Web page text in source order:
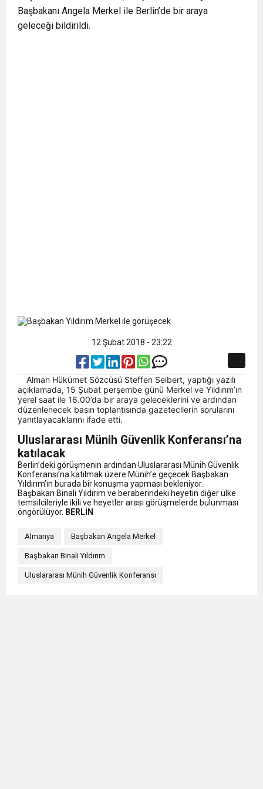
BULUŞUYOR
Başbakanı Angela Merkel ile Berlin’de bir araya
geleceği bildirildi.
12 Şubat 2018 - 23:22
Alman Hükümet Sözcüsü Steffen Seibert, yaptığı yazılı
açıklamada, 15 Şubat perşembe günü Merkel ve Yıldırım’ın
yerel saat ile 16.00’da bir araya geleceklerini ve ardından
düzenlenecek basın toplantısında gazetecilerin sorularını
yanıtlayacaklarını ifade etti.
Uluslararası Münih Güvenlik Konferansı’na
katılacak
Berlin’deki görüşmenin ardından Uluslararası Münih Güvenlik
Konferansı’na katılmak üzere Münih’e geçecek Başbakan
Yıldırım’ın burada bir konuşma yapması bekleniyor.
Başbakan Binali Yıldırım ve beraberindeki heyetin diğer ülke
temsilcileriyle ikili ve heyetler arası görüşmelerde bulunması
öngörülüyor. BERLİN
Almanya Başbakan Angela Merkel
Başbakan Binali Yıldırım
Uluslararası Münih Güvenlik Konferansı